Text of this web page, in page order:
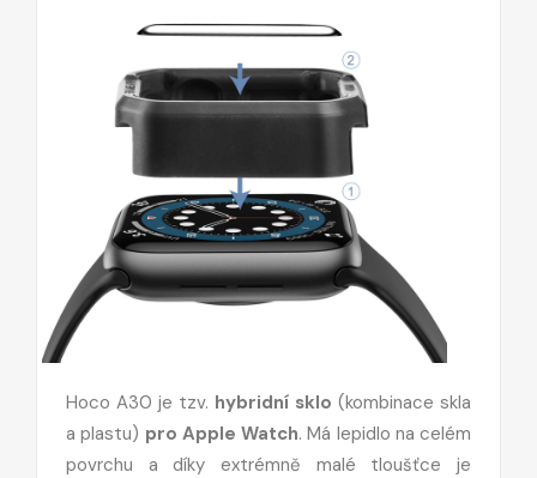
Hoco A30 je tzv. hybridní sklo (kombinace skla
a plastu) pro Apple Watch. Má lepidlo na celém
povrchu a díky extrémně malé tloušťce je